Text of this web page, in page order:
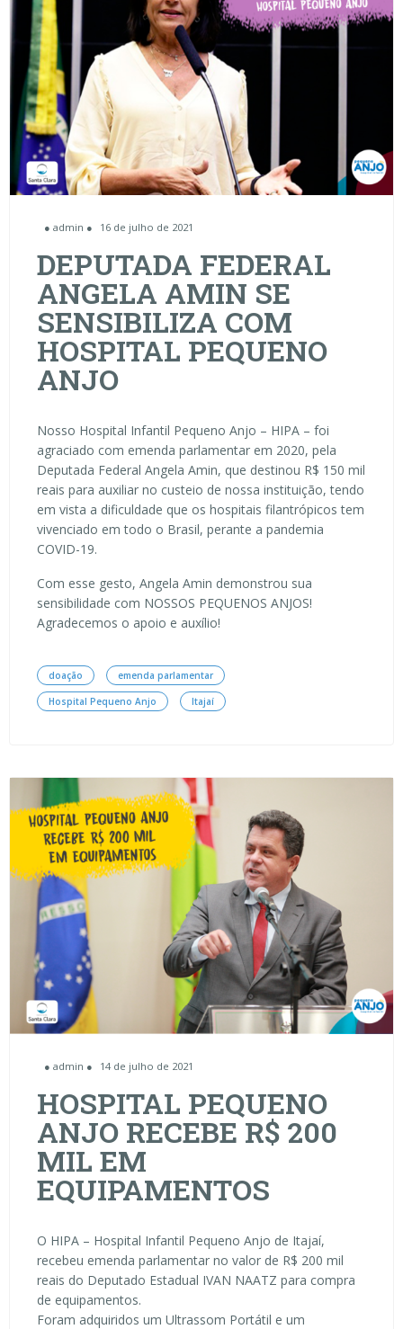
● admin ● 16 de julho de 2021
DEPUTADA FEDERAL
ANGELA AMIN SE
SENSIBILIZA COM
HOSPITAL PEQUENO
ANJO
Nosso Hospital Infantil Pequeno Anjo – HIPA – foi
agraciado com emenda parlamentar em 2020, pela
Deputada Federal Angela Amin, que destinou R$ 150 mil
reais para auxiliar no custeio de nossa instituição, tendo
em vista a dificuldade que os hospitais filantrópicos tem
vivenciado em todo o Brasil, perante a pandemia
COVID-19.
Com esse gesto, Angela Amin demonstrou sua
sensibilidade com NOSSOS PEQUENOS ANJOS!
Agradecemos o apoio e auxílio!
doação emenda parlamentar
Hospital Pequeno Anjo Itajaí
● admin ● 14 de julho de 2021
HOSPITAL PEQUENO
ANJO RECEBE R$ 200
MIL EM
EQUIPAMENTOS
O HIPA – Hospital Infantil Pequeno Anjo de Itajaí,
recebeu emenda parlamentar no valor de R$ 200 mil
reais do Deputado Estadual IVAN NAATZ para compra
de equipamentos.
Foram adquiridos um Ultrassom Portátil e um